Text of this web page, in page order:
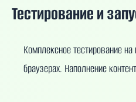
Тестирование и
Комплексное тестирование на
браузерах. Наполнение